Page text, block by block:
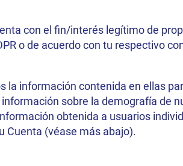
con el fin/interés legítimo de
o de acuerdo con tu respectivo
la información contenida en ellas
sobre la demografía de
obtenida a usuarios
Cuenta (véase más abajo).